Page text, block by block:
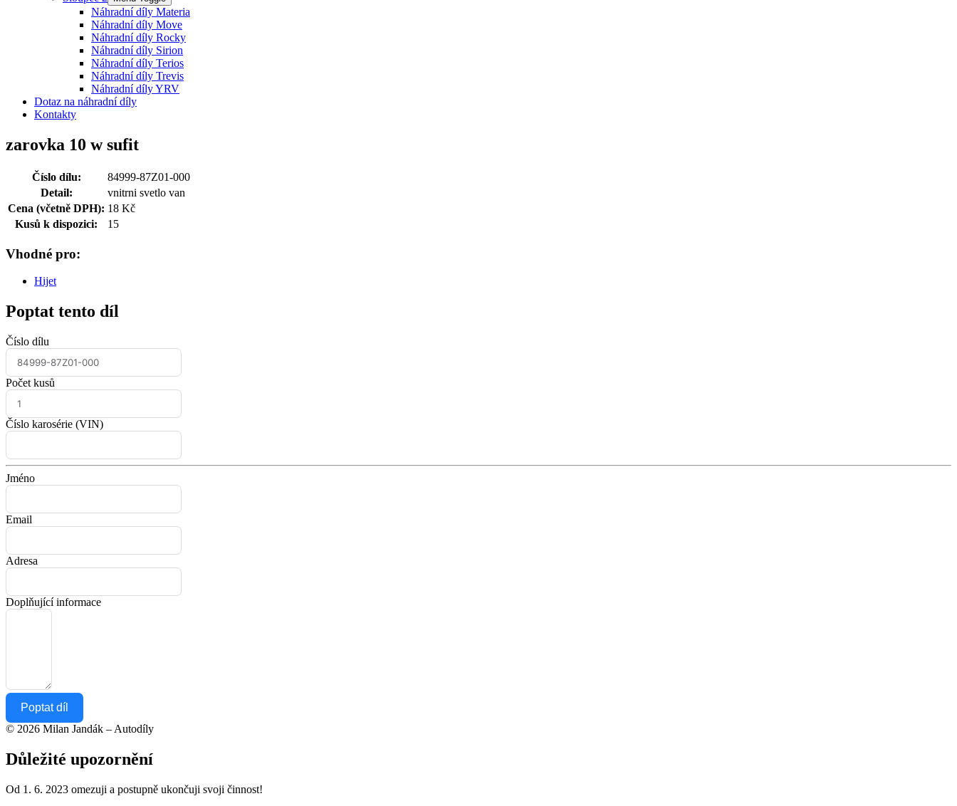
Náhradní díly Materia
Náhradní díly Move
Náhradní díly Rocky
Náhradní díly Sirion
Náhradní díly Terios
Náhradní díly Trevis
Náhradní díly YRV
Dotaz na náhradní díly
Kontakty
zarovka 10 w sufit
Číslo dílu:
84999-87Z01-000
Detail:
vnitrni svetlo van
Cena (včetně DPH): 18 Kč
Kusů k dispozici:
15
Vhodné pro:
Hijet
Poptat tento díl
Číslo dílu
Počet kusů
Číslo karosérie (VIN)
Jméno
Email
Adresa
Doplňující informace
Poptat díl
© 2026 Milan Jandák – Autodíly
Důležité upozornění
Od 1. 6. 2023 omezuji a postupně ukončuji svoji činnost!